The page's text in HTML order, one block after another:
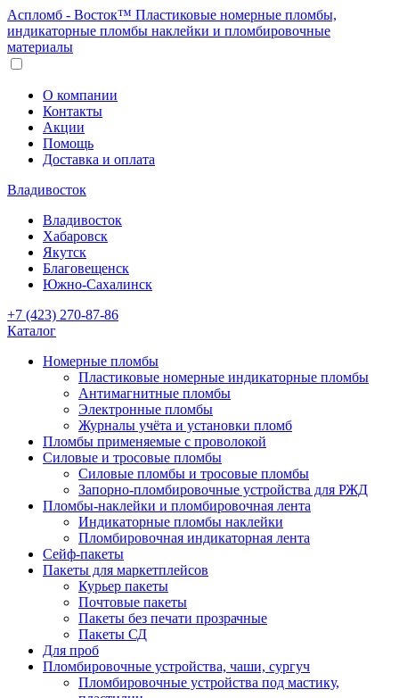
Аспломб - Восток™ Пластиковые номерные пломбы,
индикаторные пломбы наклейки и пломбировочные
материалы
О компании
Контакты
Акции
Помощь
Доставка и оплата
Владивосток
Владивосток
Хабаровск
Якутск
Благовещенск
Южно-Сахалинск
+7 (423) 270-87-86
Каталог
Номерные пломбы
Пластиковые номерные индикаторные пломбы
Антимагнитные пломбы
Электронные пломбы
Журналы учёта и установки пломб
Пломбы применяемые с проволокой
Силовые и тросовые пломбы
Силовые пломбы и тросовые пломбы
Запорно-пломбировочные устройства для РЖД
Пломбы-наклейки и пломбировочная лента
Индикаторные пломбы наклейки
Пломбировочная индикаторная лента
Сейф-пакеты
Пакеты для маркетплейсов
Курьер пакеты
Почтовые пакеты
Пакеты без печати прозрачные
Пакеты СД
Для проб
Пломбировочные устройства, чаши, сургуч
Пломбировочные устройства под мастику,